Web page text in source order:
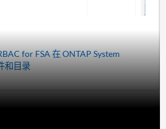
for FSA 在 ONTAP System
和目录